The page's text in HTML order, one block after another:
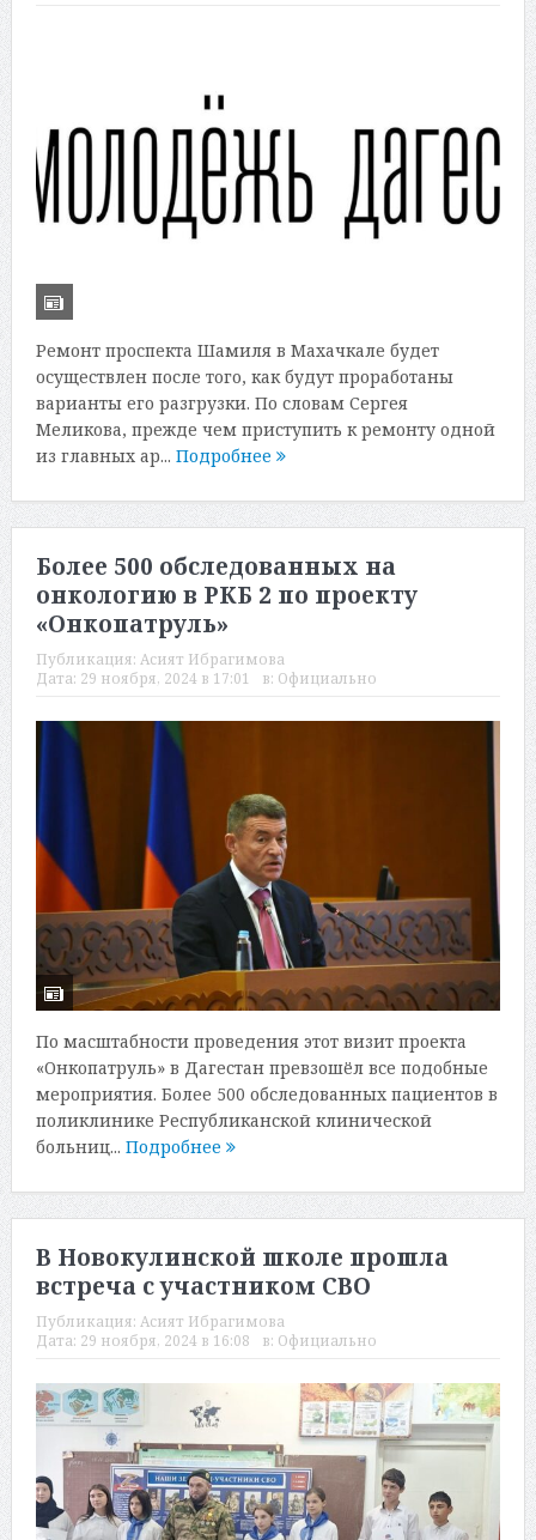
Ремонт проспекта Шамиля в Махачкале будет
осуществлен после того, как будут проработаны
варианты его разгрузки. По словам Сергея
Меликова, прежде чем приступить к ремонту одной
из главных ар... Подробнее
Более 500 обследованных на
онкологию в РКБ 2 по проекту
«Онкопатруль»
Публикация: Асият Ибрагимова
Дата: 29 ноября, 2024 в 17:01 в: Официально
По масштабности проведения этот визит проекта
«Онкопатруль» в Дагестан превзошёл все подобные
мероприятия. Более 500 обследованных пациентов в
поликлинике Республиканской клинической
больниц... Подробнее
В Новокулинской школе прошла
встреча с участником СВО
Публикация: Асият Ибрагимова
Дата: 29 ноября, 2024 в 16:08 в: Официально